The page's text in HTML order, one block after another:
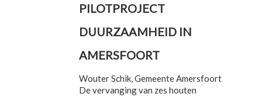
PILOTPROJECT
DUURZAAMHEID IN
AMERSFOORT
Wouter Schik, Gemeente Amersfoort
De vervanging van zes houten